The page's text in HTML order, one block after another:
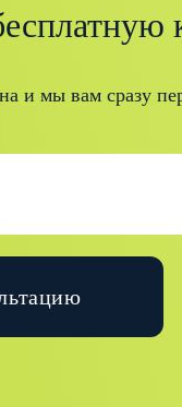
и мы вам сразу